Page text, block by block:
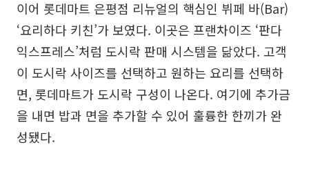
이어 롯데마트 은평점 리뉴얼의 핵심인 뷔페 바(Bar)
‘요리하다 키친’가 보였다. 이곳은 프랜차이즈 ‘판다
익스프레스’처럼 도시락 판매 시스템을 닮았다. 고객
이 도시락 사이즈를 선택하고 원하는 요리를 선택하
면, 롯데마트가 도시락 구성이 나온다. 여기에 추가금
을 내면 밥과 면을 추가할 수 있어 훌륭한 한끼가 완
성됐다.